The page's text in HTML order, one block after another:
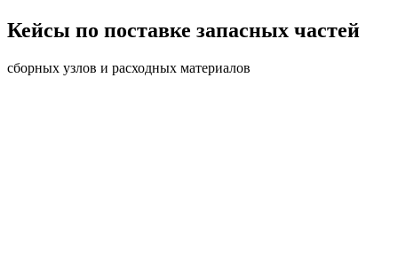
Кейсы по поставке запасных частей
сборных узлов и расходных материалов